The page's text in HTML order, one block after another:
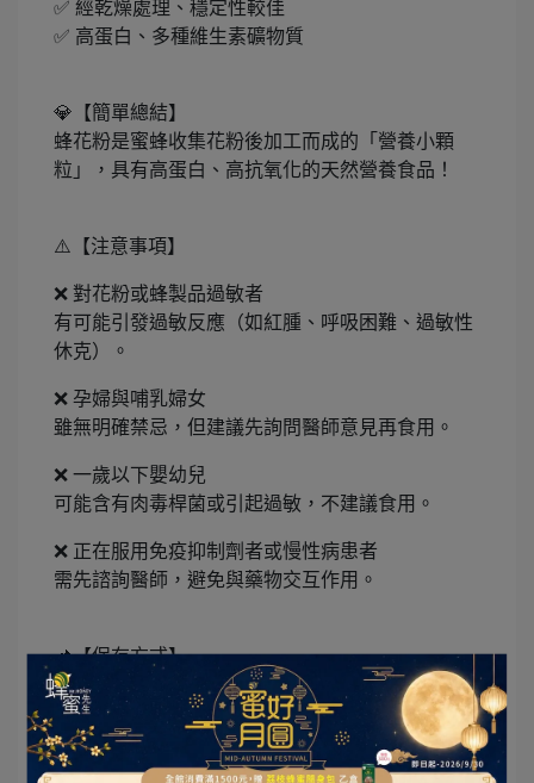
✅ 經乾燥處理、穩定性較佳
✅ 高蛋白、多種維生素礦物質
💎【簡單總結】
蜂花粉是蜜蜂收集花粉後加工而成的「營養小顆
粒」，具有高蛋白、高抗氧化的天然營養食品！
⚠️【注意事項】
❌ 對花粉或蜂製品過敏者
有可能引發過敏反應（如紅腫、呼吸困難、過敏性
休克）。
❌ 孕婦與哺乳婦女
雖無明確禁忌，但建議先詢問醫師意見再食用。
❌ 一歲以下嬰幼兒
可能含有肉毒桿菌或引起過敏，不建議食用。
❌ 正在服用免疫抑制劑者或慢性病患者
需先諮詢醫師，避免與藥物交互作用。
📌【保存方式】
🧊 冷藏保存（短期）
建議三個月內會吃完者，將蜂花粉放入密封罐，放
在冰箱冷藏層（約 0~7°C）。可保留營養、延緩氧